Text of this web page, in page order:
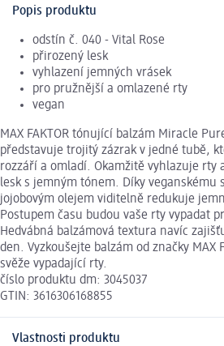
Popis produktu
odstín č. 040 - Vital Rose
přirozený lesk
vyhlazení jemných vrásek
pro pružnější a omlazené rty
vegan
MAX FAKTOR tónující balzám Miracle
představuje trojitý zázrak v jedné tubě,
rozzáří a omladí. Okamžitě vyhlazuje rty
lesk s jemným tónem. Díky veganskému
jojobovým olejem viditelně redukuje
Postupem času budou vaše rty vypadat
Hedvábná balzámová textura navíc
den. Vyzkoušejte balzám od značky MAX
svěže vypadající rty.
číslo produktu dm: 3045037
GTIN: 3616306168855
Vlastnosti produktu